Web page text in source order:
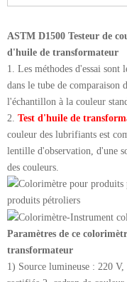
ASTM D1500 Testeur de
d'huile de transformateur
1. Les méthodes d'essai
dans le tube de comparaison
l'échantillon à la couleur
2. Test d'huile de
couleur des lubrifiants est
lentille d'observation, d'une
des couleurs.
Paramètres de ce
transformateur
1) Source lumineuse : 220